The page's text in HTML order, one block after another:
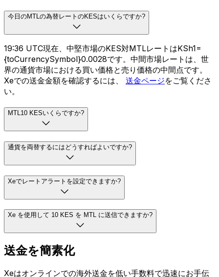
今日のMTLの為替レートのKESはいくらですか?
19:36 UTC現在、中堅市場のKES対MTLレートはKSh1=
{toCurrencySymbol}0.0028です。中間市場レートは、世
界の通貨市場における買い価格と売り価格の中間点です。
Xeでの送金金額を確認するには、 送金ページをご覧くださ
い。
MTL10 KESいくらですか?
通貨を両替するにはどうすればよいですか?
Xeでレートアラートを設定できますか?
Xe を使用して 10 KES を MTL に送信できますか?
送金を簡素化
Xeはオンラインでの海外送金を低い手数料で迅速にお手伝